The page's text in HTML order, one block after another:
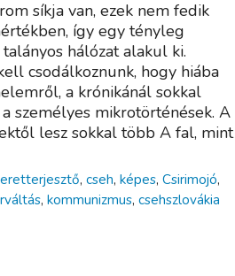
síkja van, ezek nem fedik
így egy tényleg
hálózat alakul ki.
csodálkoznunk, hogy hiába
a krónikánál sokkal
személyes mikrotörténések. A
lesz sokkal több A fal, mint
,cseh,képes,Csirimojó,
,kommunizmus,csehszlovákia